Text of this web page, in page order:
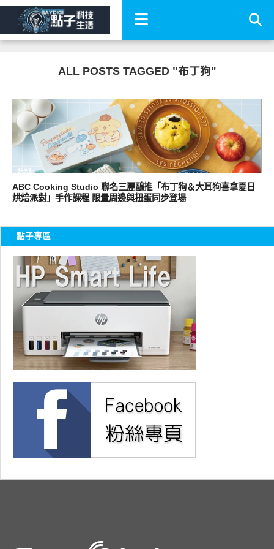
ALL POSTS TAGGED "布丁狗"
好烹飪
ABC Cooking Studio 聯名三麗鷗推「布丁狗＆大耳狗喜拿夏日
烘焙派對」手作課程 限量周邊與扭蛋同步登場
點子專區